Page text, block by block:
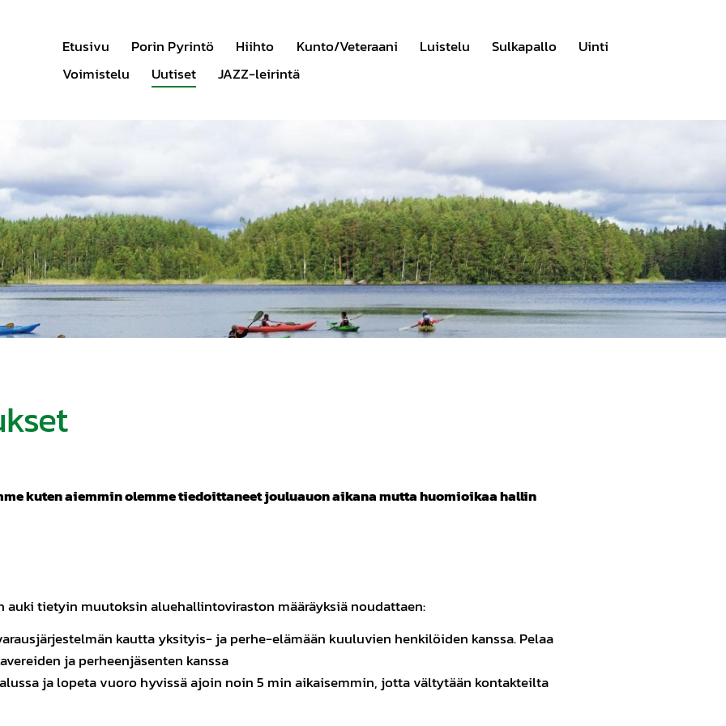
Etusivu Porin Pyrintö Hiihto Kunto/Veteraani Luistelu Sulkapallo
Uinti
Voimistelu
Uutiset JAZZ-leirintä
kuten aiemmin olemme tiedoittaneet jouluauon aikana mutta huomioikaa hallin
auki tietyin muutoksin aluehallintoviraston määräyksiä noudattaen:
kautta yksityis- ja perhe-elämään kuuluvien henkilöiden kanssa. Pelaa
ja perheenjäsenten kanssa
ja lopeta vuoro hyvissä ajoin noin 5 min aikaisemmin, jotta vältytään kontakteilta